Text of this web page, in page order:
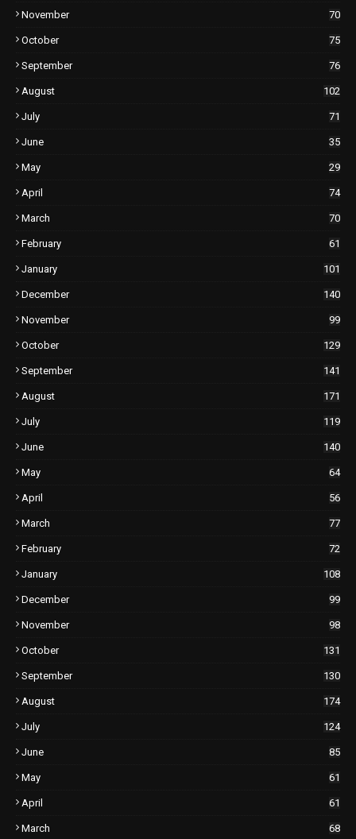
November 70
October 75
September 76
August 102
July 71
June 35
May 29
April 74
March 70
February 61
January 101
December 140
November 99
October 129
September 141
August 171
July 119
June 140
May 64
April 56
March 77
February 72
January 108
December 99
November 98
October 131
September 130
August 174
July 124
June 85
May 61
April 61
March 68